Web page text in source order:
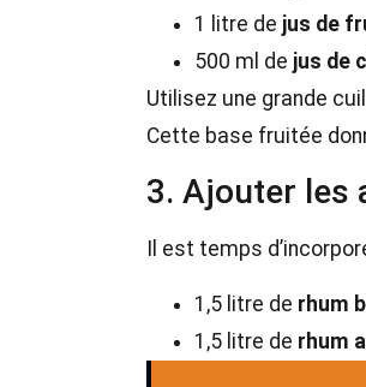
1 litre de jus de
500 ml de jus de
Utilisez une grande
Cette base fruitée
3. Ajouter les
Il est temps
1,5 litre de rhum
1,5 litre de rhum